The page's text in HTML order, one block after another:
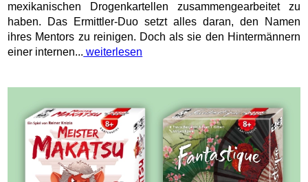
mexikanischen Drogenkartellen zusammengearbeitet zu
haben. Das Ermittler-Duo setzt alles daran, den Namen
ihres Mentors zu reinigen. Doch als sie den Hintermännern
einer internen... weiterlesen